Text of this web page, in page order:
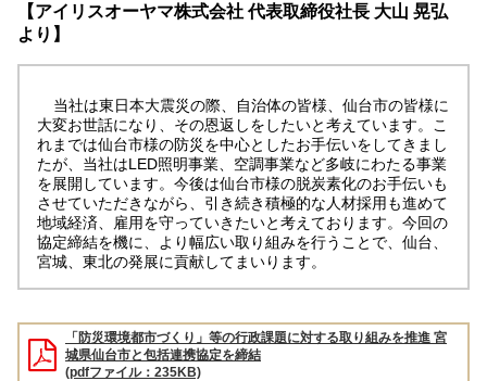
【アイリスオーヤマ株式会社 代表取締役社長 大山 晃弘
より】
当社は東日本大震災の際、自治体の皆様、仙台市の皆様に
大変お世話になり、その恩返しをしたいと考えています。こ
れまでは仙台市様の防災を中心としたお手伝いをしてきまし
たが、当社はLED照明事業、空調事業など多岐にわたる事業
を展開しています。今後は仙台市様の脱炭素化のお手伝いも
させていただきながら、引き続き積極的な人材採用も進めて
地域経済、雇用を守っていきたいと考えております。今回の
協定締結を機に、より幅広い取り組みを行うことで、仙台、
宮城、東北の発展に貢献してまいります。
「防災環境都市づくり」等の行政課題に対する取り組みを推進 宮
城県仙台市と包括連携協定を締結
(pdfファイル：235KB)